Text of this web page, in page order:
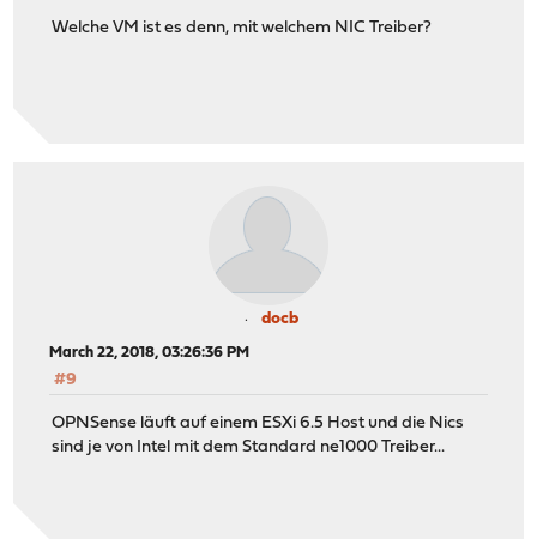
Welche VM ist es denn, mit welchem NIC Treiber?
docb
March 22, 2018, 03:26:36 PM
#9
OPNSense läuft auf einem ESXi 6.5 Host und die Nics
sind je von Intel mit dem Standard ne1000 Treiber...